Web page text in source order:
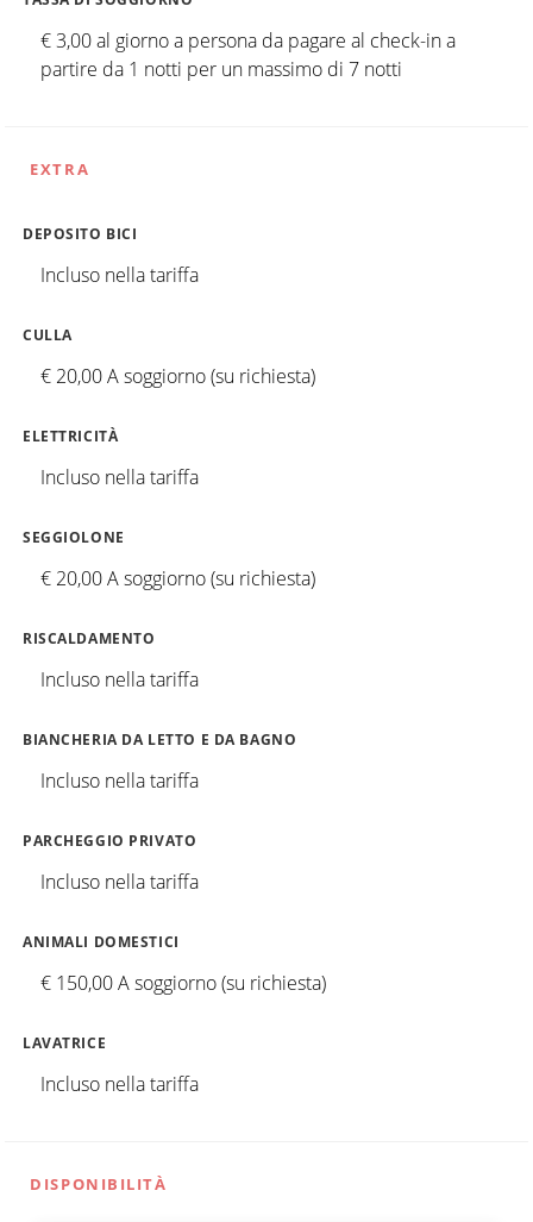
€ 3,00 al giorno a persona da pagare al check-in a
partire da 1 notti per un massimo di 7 notti
EXTRA
DEPOSITO BICI
Incluso nella tariffa
CULLA
€ 20,00 A soggiorno (su richiesta)
ELETTRICITÀ
Incluso nella tariffa
SEGGIOLONE
€ 20,00 A soggiorno (su richiesta)
RISCALDAMENTO
Incluso nella tariffa
BIANCHERIA DA LETTO E DA BAGNO
Incluso nella tariffa
PARCHEGGIO PRIVATO
Incluso nella tariffa
ANIMALI DOMESTICI
€ 150,00 A soggiorno (su richiesta)
LAVATRICE
Incluso nella tariffa
DISPONIBILITÀ